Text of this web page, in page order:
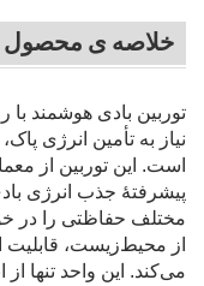
خلاصه ی محصول
توربین بادی هوشمند با
نیاز به تأمین انرژی
است. این توربین از
پیشرفتهٔ جذب انرژی
مختلف حفاظتی را در
از محیط‌زیست، قابلیت
می‌کند. این واحد تنها از